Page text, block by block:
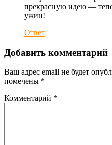
прекрасную идею —
ужин!
Ответ
Добавить комментарий
Ваш адрес email не будет
помечены *
Комментарий *